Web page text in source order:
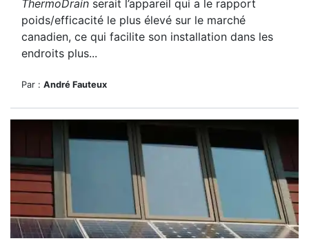
ThermoDrain serait l’appareil qui a le rapport
poids/efficacité le plus élevé sur le marché
canadien, ce qui facilite son installation dans les
endroits plus...
Par : André Fauteux